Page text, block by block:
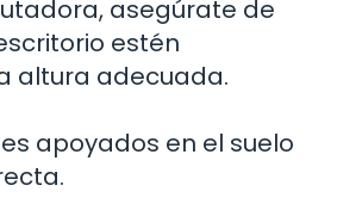
asegúrate de
estén
altura adecuada.
apoyados en el suelo